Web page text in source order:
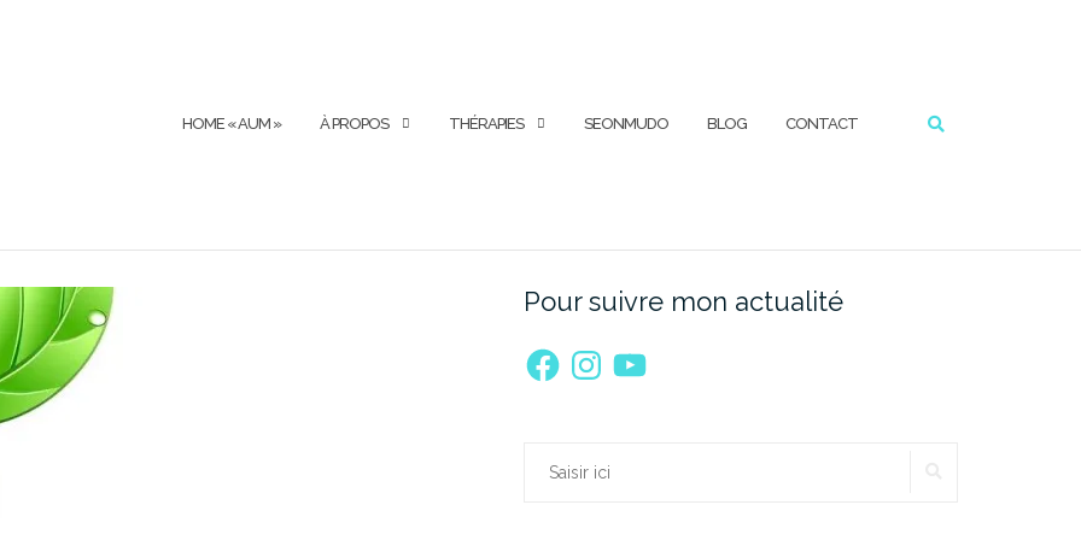
HOME « AUM » À PROPOS THÉRAPIES SEONMUDO BLOG CONTACT
Pour suivre mon actualité
FacebookInstagramYouTube
Rechercher :